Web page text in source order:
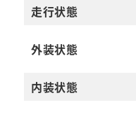
走行状態
外装状態
内装状態